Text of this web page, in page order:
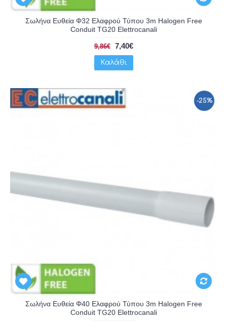
Σωλήνα Ευθεία Φ32 Ελαφρού Τύπου 3m Halogen Free
Conduit TG20 Elettrocanali
9,86€ 7,40€
Καλάθι
-25%
Σωλήνα Ευθεία Φ40 Ελαφρού Τύπου 3m Halogen Free
Conduit TG20 Elettrocanali